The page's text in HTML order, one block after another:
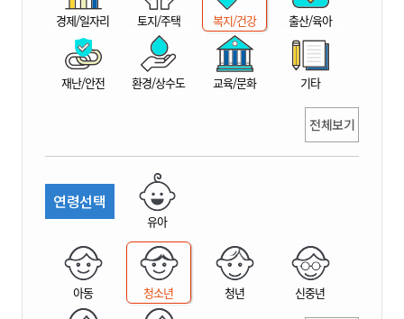
산
경제/일자리 토지/주택 복지/건강 출산/육아
재난/안전 환경/상수도 교육/문화 기타
전체보기
연령선택
유아
아동 청소년 청년 신중년